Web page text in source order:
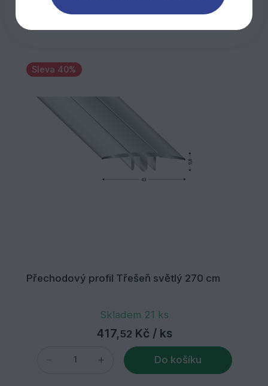
Sleva 40%
Přechodový profil Třešeň světlý 270 cm
Skladem 21 ks
417, 52 Kč / ks
Do košíku